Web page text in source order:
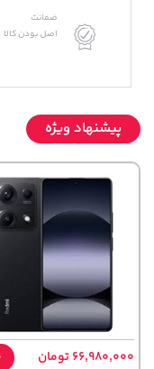
ضمانت
اصل بودن کالا
پیشنهاد ویژه
66,980,000 تومان